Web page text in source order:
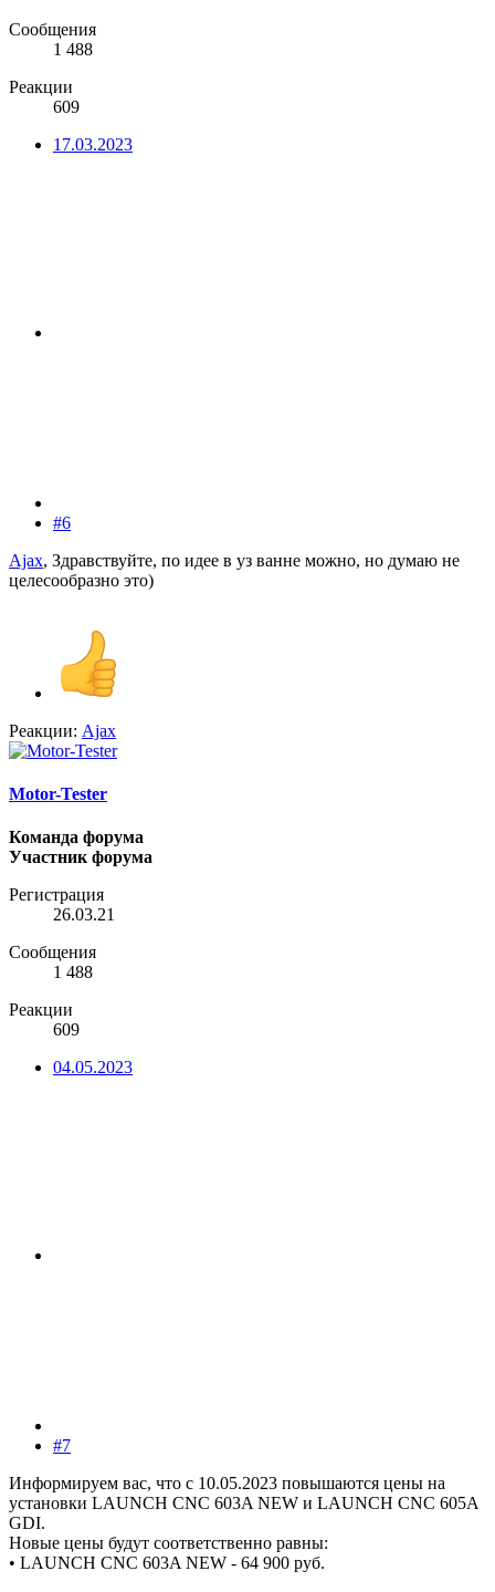
Сообщения
1 488
Реакции
609
17.03.2023
#6
Ajax, Здравствуйте, по идее в уз ванне можно, но думаю не
целесообразно это)
Реакции: Ajax
Motor-Tester
Команда форума
Участник форума
Регистрация
26.03.21
Сообщения
1 488
Реакции
609
04.05.2023
#7
Информируем вас, что с 10.05.2023 повышаются цены на
установки LAUNCH CNC 603A NEW и LAUNCH CNC 605A
GDI.
Новые цены будут соответственно равны:
• LAUNCH CNC 603A NEW - 64 900 руб.